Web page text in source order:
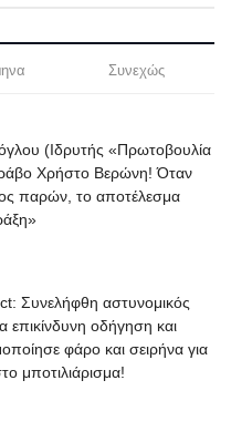
Συνεχώς
(Ιδρυτής «Πρωτοβουλία
Χρήστο Βερώνη! Όταν
παρών, το αποτέλεσμα
Συνελήφθη αστυνομικός
επικίνδυνη οδήγηση και
φάρο και σειρήνα για
μποτιλιάρισμα!